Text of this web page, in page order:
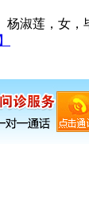
杨淑莲，女，